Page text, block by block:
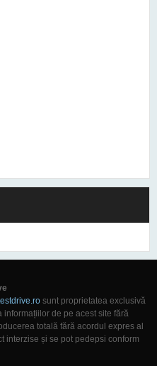
sunt proprietatea exclusivă
de pe acest site fără
totală fără acordul expres al
interzise și se pot pedepsi conform